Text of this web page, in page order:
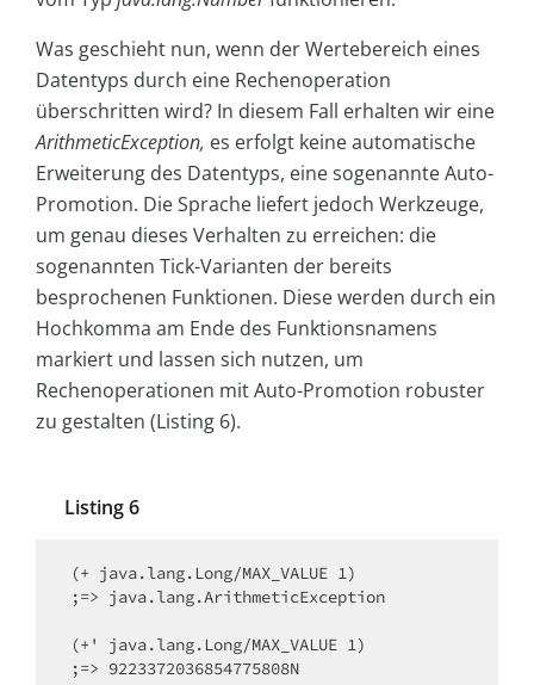
Was geschieht nun, wenn der Wertebereich eines
Datentyps durch eine Rechenoperation
überschritten wird? In diesem Fall erhalten wir eine
ArithmeticException, es erfolgt keine automatische
Erweiterung des Datentyps, eine sogenannte Auto-
Promotion. Die Sprache liefert jedoch Werkzeuge,
um genau dieses Verhalten zu erreichen: die
sogenannten Tick-Varianten der bereits
besprochenen Funktionen. Diese werden durch ein
Hochkomma am Ende des Funktionsnamens
markiert und lassen sich nutzen, um
Rechenoperationen mit Auto-Promotion robuster
zu gestalten (Listing 6).
Listing 6
(+ java.lang.Long/MAX_VALUE 1)
;=> java.lang.ArithmeticException
(+' java.lang.Long/MAX_VALUE 1)
;=> 9223372036854775808N